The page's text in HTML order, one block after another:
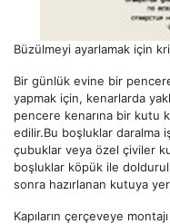
Büzülmeyi ayarlamak için
Bir günlük evine bir
yapmak için, kenarlarda
pencere kenarına bir kutu
edilir.Bu boşluklar daralma
çubuklar veya özel çiviler
boşluklar köpük ile
sonra hazırlanan kutuya
Kapıların çerçeveye